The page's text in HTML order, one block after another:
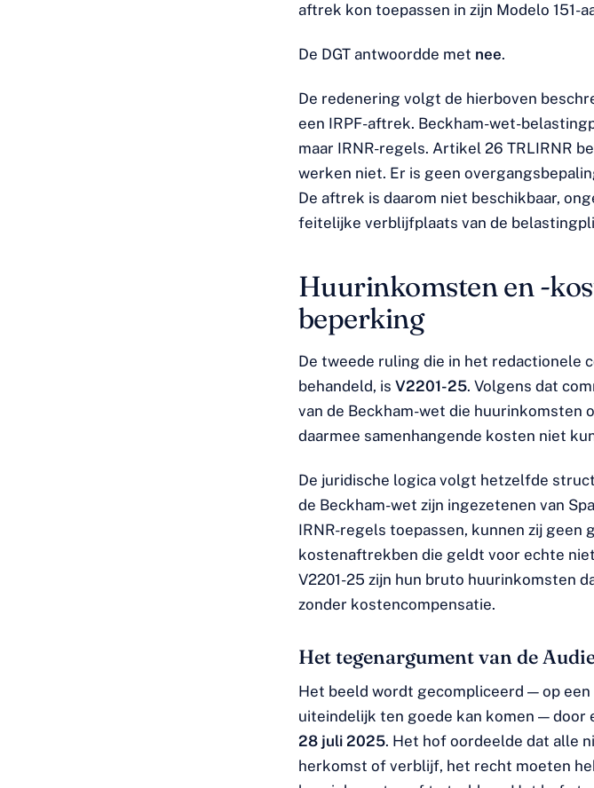
aftrek kon toepassen in zijn Modelo 151-
De DGT antwoordde met nee.
De redenering volgt de hierboven
een IRPF-aftrek. Beckham-wet-
maar IRNR-regels. Artikel 26 TRLIRNR
werken niet. Er is geen
De aftrek is daarom niet beschikbaar,
feitelijke verblijfplaats van de
Huurinkomsten en -
beperking
De tweede ruling die in het redactionele
behandeld, is V2201-25. Volgens dat
van de Beckham-wet die huurinkomsten
daarmee samenhangende kosten niet
De juridische logica volgt hetzelfde
de Beckham-wet zijn ingezetenen van
IRNR-regels toepassen, kunnen zij geen
kostenaftrekben die geldt voor echte
V2201-25 zijn hun bruto huurinkomsten
zonder kostencompensatie.
Het tegenargument van de
Het beeld wordt gecompliceerd — op
uiteindelijk ten goede kan komen — door
28 juli 2025. Het hof oordeelde dat alle
herkomst of verblijf, het recht moeten